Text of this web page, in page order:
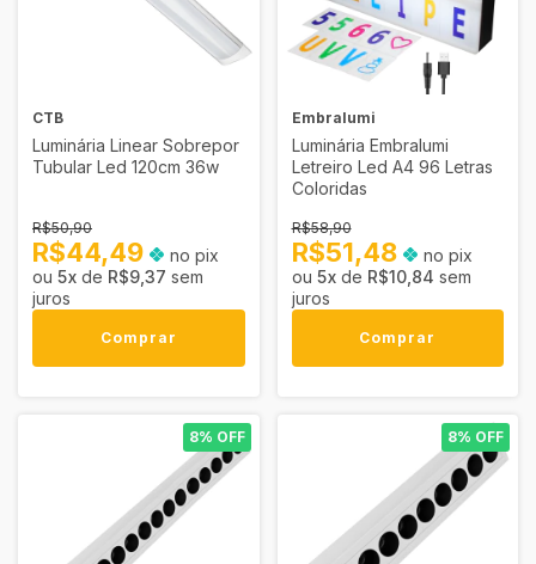
CTB
Luminária Linear Sobrepor
Tubular Led 120cm 36w
R$50,90
R$44,49
no pix
5x de R$9,37 sem
juros
Comprar
Embralumi
Luminária Embralumi
Letreiro Led A4 96 Letras
Coloridas
R$58,90
R$51,48
no pix
5x de R$10,84 sem
juros
Comprar
8% OFF 8% OFF